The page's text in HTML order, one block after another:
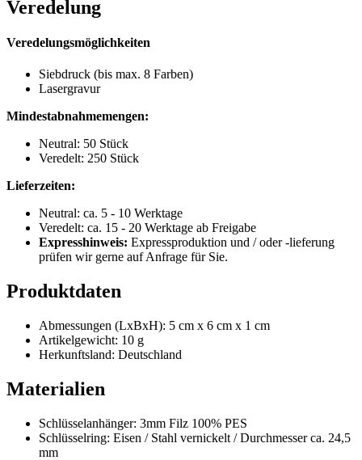
Veredelung
Veredelungsmöglichkeiten
Siebdruck (bis max. 8 Farben)
Lasergravur
Mindestabnahmemengen:
Neutral: 50 Stück
Veredelt: 250 Stück
Lieferzeiten:
Neutral: ca. 5 - 10 Werktage
Veredelt: ca. 15 - 20 Werktage ab Freigabe
Expresshinweis: Expressproduktion und / oder -lieferung
prüfen wir gerne auf Anfrage für Sie.
Produktdaten
Abmessungen (LxBxH): 5 cm x 6 cm x 1 cm
Artikelgewicht: 10 g
Herkunftsland: Deutschland
Materialien
Schlüsselanhänger: 3mm Filz 100% PES
Schlüsselring: Eisen / Stahl vernickelt / Durchmesser ca. 24,5
mm